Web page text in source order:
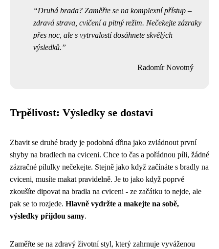
Druhá brada? Zaměřte se na komplexní přístup –
zdravá strava, cvičení a pitný režim. Nečekejte zázraky
přes noc, ale s vytrvalostí dosáhnete skvělých
výsledků.
Radomír Novotný
Trpělivost: Výsledky se dostaví
Zbavit se druhé brady je podobná dřina jako zvládnout první
shyby na bradlech na cviceni. Chce to čas a pořádnou píli, žádné
zázračné pilulky nečekejte. Stejně jako když začínáte s bradly na
cviceni, musíte makat pravidelně. Je to jako když poprvé
zkoušíte dipovat na bradla na cviceni - ze začátku to nejde, ale
pak se to rozjede. Hlavně vydržte a makejte na sobě,
výsledky přijdou samy.
Zaměřte se na zdravý životní styl, který zahrnuje vyváženou